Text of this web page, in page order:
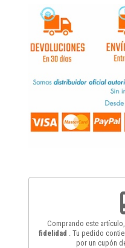
Comprando este
fidelidad
. Tu pedido
por un cupón